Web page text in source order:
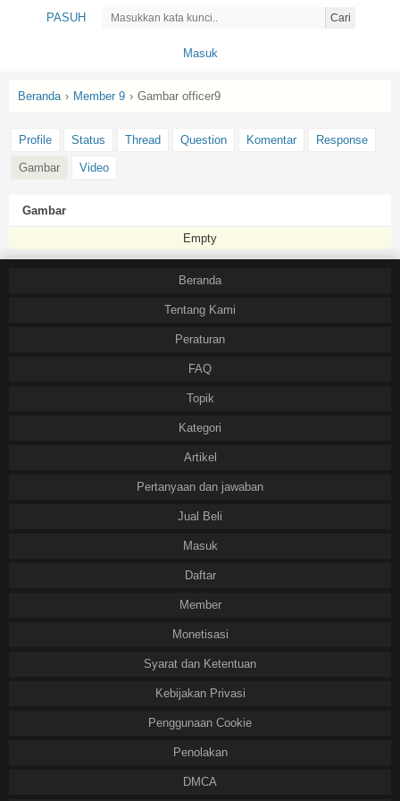
PASUH Cari
Masuk
Beranda › Member 9 › Gambar officer9
Profile Status Thread Question Komentar Response
Gambar Video
Gambar
Empty
Beranda
Tentang Kami
Peraturan
FAQ
Topik
Kategori
Artikel
Pertanyaan dan jawaban
Jual Beli
Masuk
Daftar
Member
Monetisasi
Syarat dan Ketentuan
Kebijakan Privasi
Penggunaan Cookie
Penolakan
DMCA